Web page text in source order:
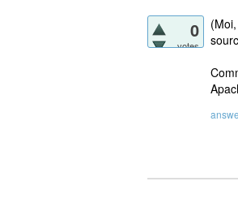
0
votes